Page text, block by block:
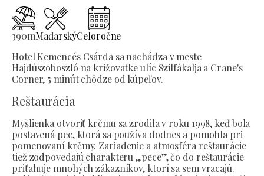
390mMaďarskýCeloročne
Hotel Kemencés Csárda sa nachádza v meste
Hajdúszoboszló na križovatke ulíc Szilfákalja a Crane's
Corner, 5 minút chôdze od kúpeľov.
Reštaurácia
Myšlienka otvoriť krčmu sa zrodila v roku 1998, keď bola
postavená pec, ktorá sa používa dodnes a pomohla pri
pomenovaní krčmy. Zariadenie a atmosféra reštaurácie
tiež zodpovedajú charakteru „pece”, čo do reštaurácie
priťahuje mnohých zákazníkov, ktorí sa sem vracajú.